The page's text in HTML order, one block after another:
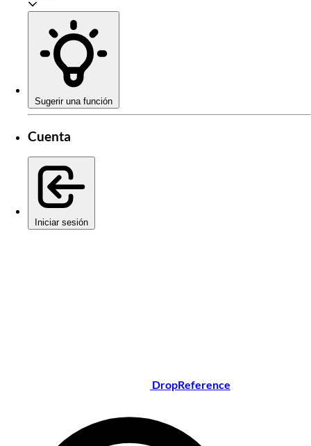
Sugerir una función
Cuenta
Iniciar sesión
DropReference